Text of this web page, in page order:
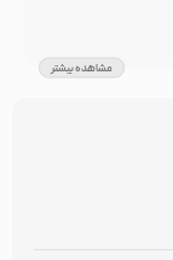
مشاهده بیشتر